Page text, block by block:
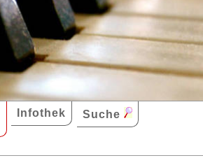
Infothek Suche